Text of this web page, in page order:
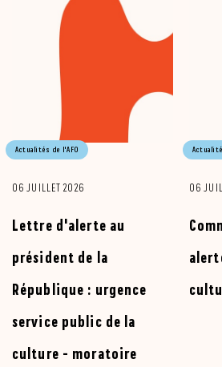
Actualités de l'AFO
06 JUILLET 2026
Lettre d'alerte au
président de la
République : urgence
service public de la
culture - moratoire
06